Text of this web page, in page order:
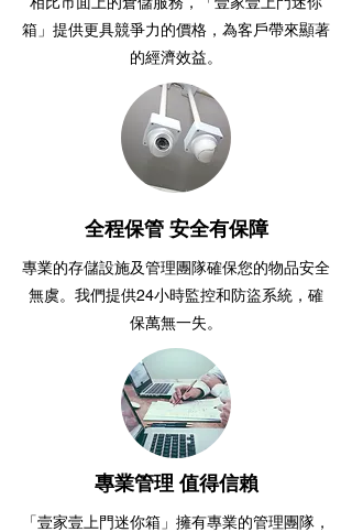
箱」提供更具競爭力的價格，為客戶帶來顯著
的經濟效益。
全程保管 安全有保障
專業的存儲設施及管理團隊確保您的物品安全
無虞。我們提供24小時監控和防盜系統，確
保萬無一失。
專業管理 值得信賴
「壹家壹上門迷你箱」擁有專業的管理團隊，